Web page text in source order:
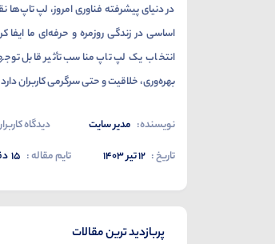
در دنیای پیشرفته فناوری امروز، لپ
اساسی در زندگی روزمره و حرفه‌ای ما ایفا
انتخاب یک لپ تاپ مناسب تأثیر قابل
بهره‌وری، خلاقیت و حتی سرگرمی کاربران
نویسنده: مدیر سایت دیدگاه
تاریخ : ۱۲ تیر ۱۴۰۳ تایم مقاله : 15
پربازدید ترین مقالات